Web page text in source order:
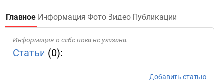
Главное Информация Фото Видео Публикации
Информация о себе пока не указана.
Статьи (0):
Добавить статью